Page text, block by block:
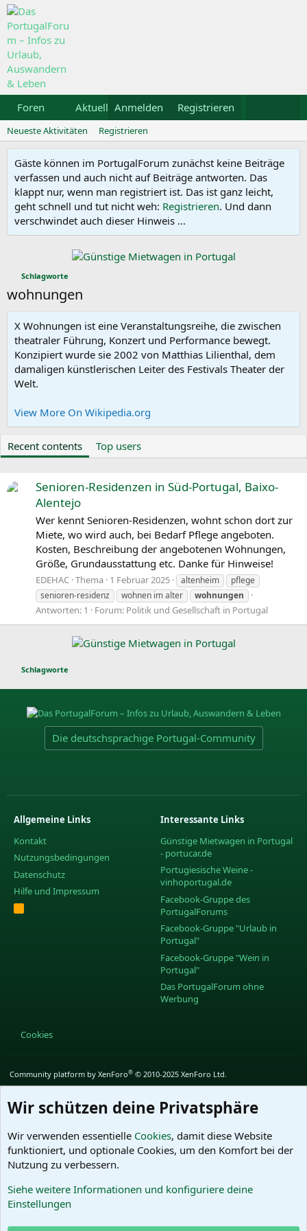
Foren Aktuelles Galerie Kalender
Anmelden Registrieren
Neueste Aktivitäten Registrieren
Gäste können im PortugalForum zunächst keine Beiträge
verfassen und auch nicht auf Beiträge antworten. Das
klappt nur, wenn man registriert ist. Das ist ganz leicht,
geht schnell und tut nicht weh: Registrieren. Und dann
verschwindet auch dieser Hinweis ...
Schlagworte
wohnungen
X Wohnungen ist eine Veranstaltungsreihe, die zwischen
theatraler Führung, Konzert und Performance bewegt.
Konzipiert wurde sie 2002 von Matthias Lilienthal, dem
damaligen künstlerischen Leiter des Festivals Theater der
Welt.
View More On Wikipedia.org
Recent contents Top users
Senioren-Residenzen in Süd-Portugal, Baixo-
Alentejo
Wer kennt Senioren-Residenzen, wohnt schon dort zur
Miete, wo wird auch, bei Bedarf Pflege angeboten.
Kosten, Beschreibung der angebotenen Wohnungen,
Größe, Grundausstattung etc. Danke für Hinweise!
EDEHAC Thema 1 Februar 2025 altenheim
pflege
senioren-residenz
wohnen im alter wohnungen
Antworten: 1 Forum: Politik und Gesellschaft in Portugal
Schlagworte
Die deutschsprachige Portugal-Community
Allgemeine Links
Kontakt
Nutzungsbedingungen
Datenschutz
Hilfe und Impressum
R
S
Interessante Links
Günstige Mietwagen in Portugal
- portucar.de
Portugiesische Weine -
vinhoportugal.de
Facebook-Gruppe des
PortugalForums
Facebook-Gruppe "Urlaub in
Portugal"
Facebook-Gruppe "Wein in
Portugal"
Das PortugalForum ohne
Werbung
Cookies
Community platform by XenForo® © 2010-2025 XenForo Ltd.
Wir schützen deine Privatsphäre
Wir verwenden essentielle Cookies, damit diese Website
funktioniert, und optionale Cookies, um den Komfort bei der
Nutzung zu verbessern.
Siehe weitere Informationen und konfiguriere deine
Einstellungen